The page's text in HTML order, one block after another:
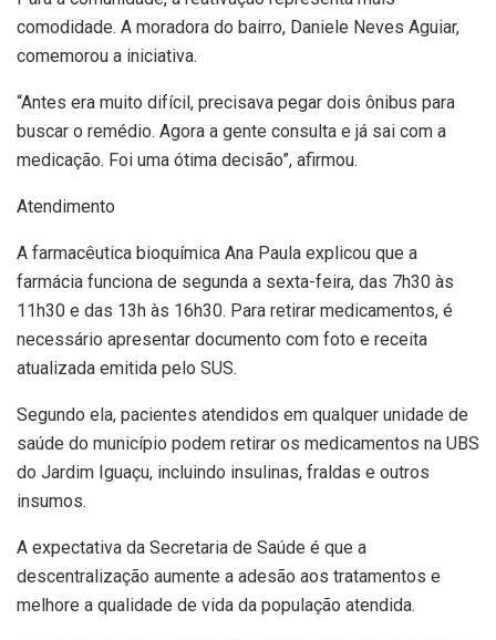
comodidade. A moradora do bairro, Daniele Neves Aguiar,
comemorou a iniciativa.
“Antes era muito difícil, precisava pegar dois ônibus para
buscar o remédio. Agora a gente consulta e já sai com a
medicação. Foi uma ótima decisão”, afirmou.
Atendimento
A farmacêutica bioquímica Ana Paula explicou que a
farmácia funciona de segunda a sexta-feira, das 7h30 às
11h30 e das 13h às 16h30. Para retirar medicamentos, é
necessário apresentar documento com foto e receita
atualizada emitida pelo SUS.
Segundo ela, pacientes atendidos em qualquer unidade de
saúde do município podem retirar os medicamentos na UBS
do Jardim Iguaçu, incluindo insulinas, fraldas e outros
insumos.
A expectativa da Secretaria de Saúde é que a
descentralização aumente a adesão aos tratamentos e
melhore a qualidade de vida da população atendida.